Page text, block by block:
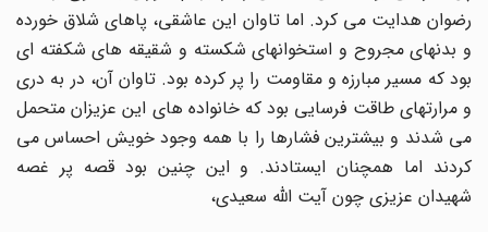
رضوان هدایت می کرد. اما تاوان این عاشقی، پاهای شلاق خورده
و بدنهای مجروح و استخوانهای شکسته و شقیقه های شکفته ای
بود که مسیر مبارزه و مقاومت را پر کرده بود. تاوان آن، در به دری
و مرارتهای طاقت فرسایی بود که خانواده های این عزیزان متحمل
می شدند و بیشترین فشارها را با همه وجود خویش احساس می
کردند اما همچنان ایستادند. و این چنین بود قصه پر غصه
شهیدان عزیزی چون آیت اللّه سعیدی،